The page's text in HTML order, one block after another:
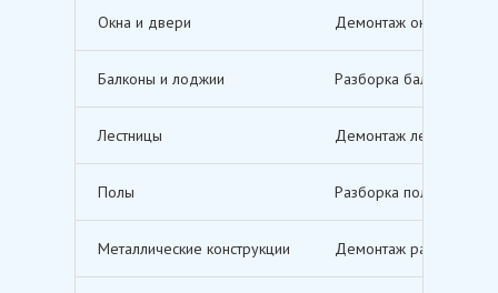
Окна и двери Демонтаж оконных и
Балконы и лоджии Разборка балконов и
Лестницы Демонтаж лестничных
Полы Разборка полов,
Металлические конструкции Демонтаж различных